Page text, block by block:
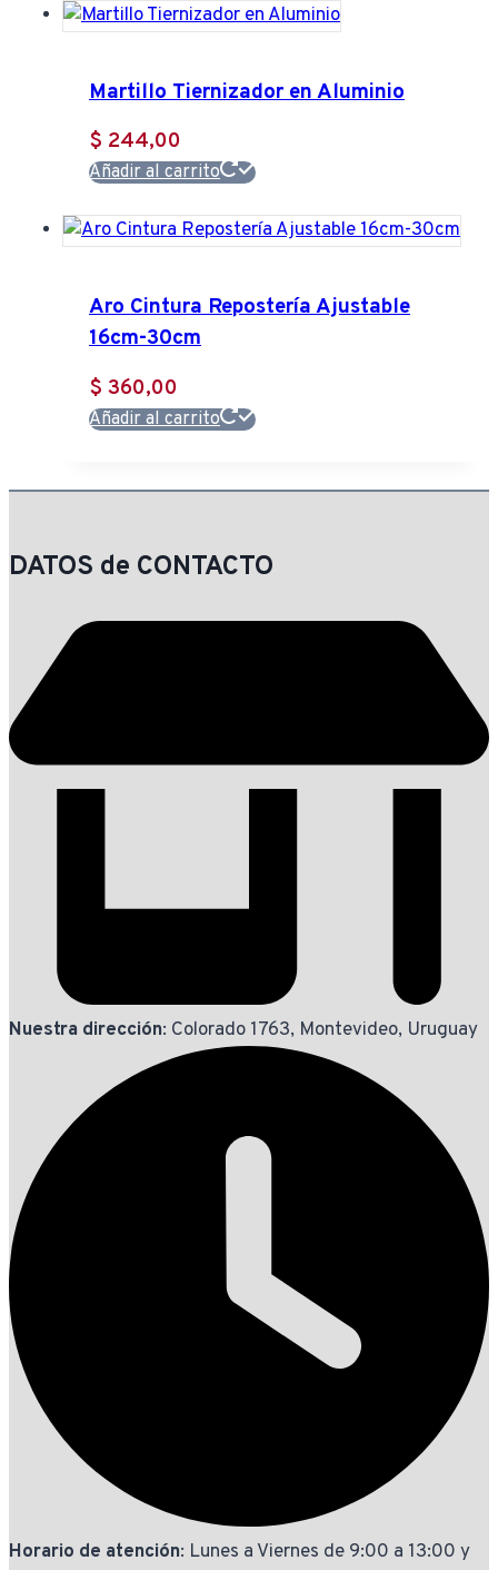
Martillo Tiernizador en Aluminio
$ 244,00
Añadir al carrito
Aro Cintura Repostería Ajustable
16cm-30cm
$ 360,00
Añadir al carrito
DATOS de CONTACTO
Nuestra dirección: Colorado 1763, Montevideo, Uruguay
Horario de atención: Lunes a Viernes de 9:00 a 13:00 y